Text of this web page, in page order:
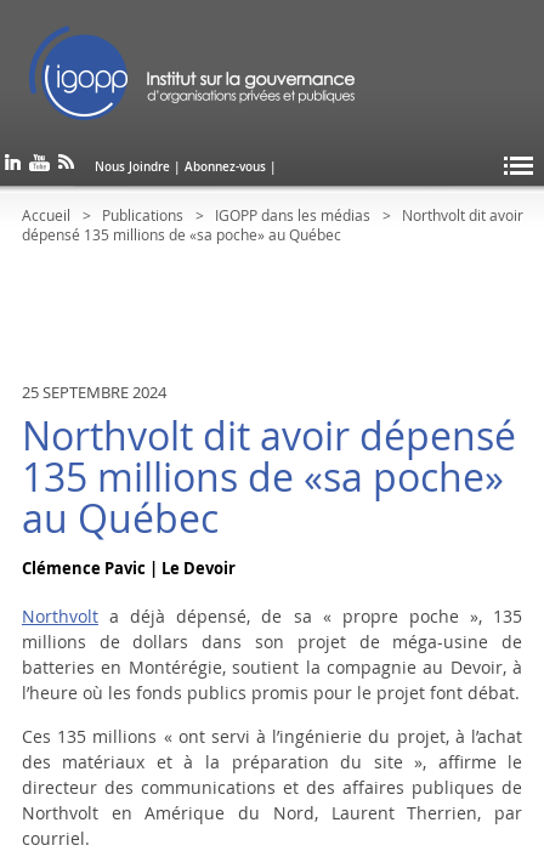
Nous Joindre |Abonnez-vous |
Accueil Publications IGOPP dans les médias
Northvolt dit avoir
dépensé 135 millions de «sa poche» au Québec
25 SEPTEMBRE 2024
Northvolt dit avoir dépensé
135 millions de «sa poche»
au Québec
Clémence Pavic | Le Devoir
Northvolta déjà dépensé, de sa « propre poche », 135
millions de dollars dans son projet de méga-usine de
batteries en Montérégie, soutient la compagnie au Devoir, à
l’heure où les fonds publics promis pour le projet font débat.
Ces 135 millions « ont servi à l’ingénierie du projet, à l’achat
des matériaux et à la préparation du site », affirme le
directeur des communications et des affaires publiques de
Northvolt en Amérique du Nord, Laurent Therrien, par
courriel.